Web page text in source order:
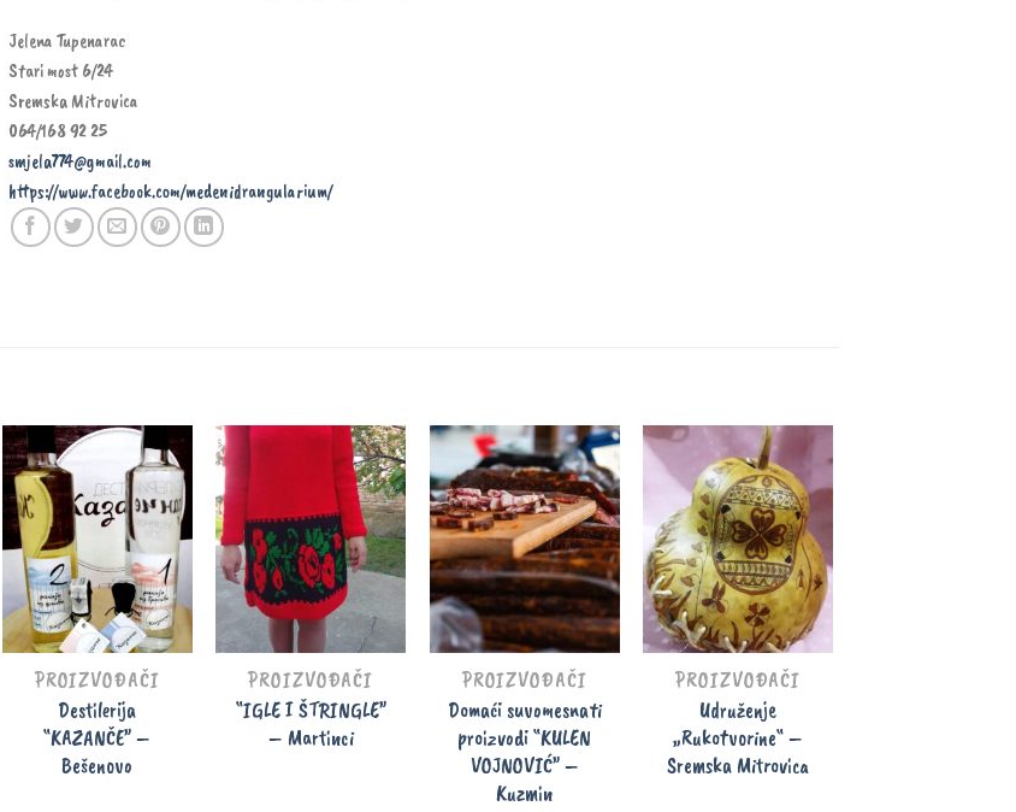
Jelena Tupenarac
Stari most 6/24
Sremska Mitrovica
064/168 92 25
smjela774@gmail.com
https://www.facebook.com/medenidrangularium/
PROIZVOĐAČI
Destilerija
“KAZANČE” –
Bešenovo
PROIZVOĐAČI
“IGLE I ŠTRINGLE”
– Martinci
PROIZVOĐAČI
Domaći suvomesnati
proizvodi “KULEN
VOJNOVIĆ” –
Kuzmin
PROIZVOĐAČI
Udruženje
„Rukotvorine“ –
Sremska Mitrovica